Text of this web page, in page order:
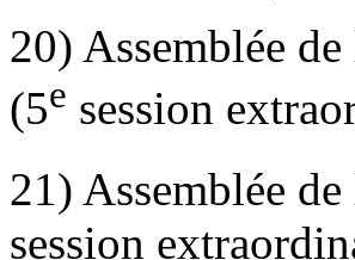
20) Assemblée
(5e session
21) Assemblée
session